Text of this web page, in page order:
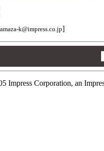
k@impress.co.jp]
Impress Corporation, an